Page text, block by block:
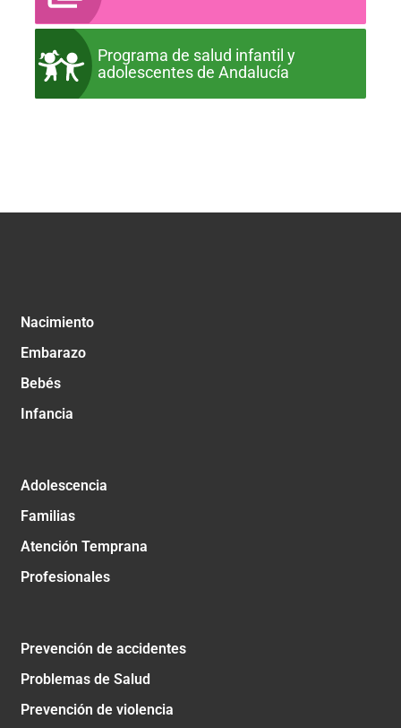
Programa de salud infantil y
adolescentes de Andalucía
Nacimiento
Embarazo
Bebés
Infancia
Adolescencia
Familias
Atención Temprana
Profesionales
Prevención de accidentes
Problemas de Salud
Prevención de violencia